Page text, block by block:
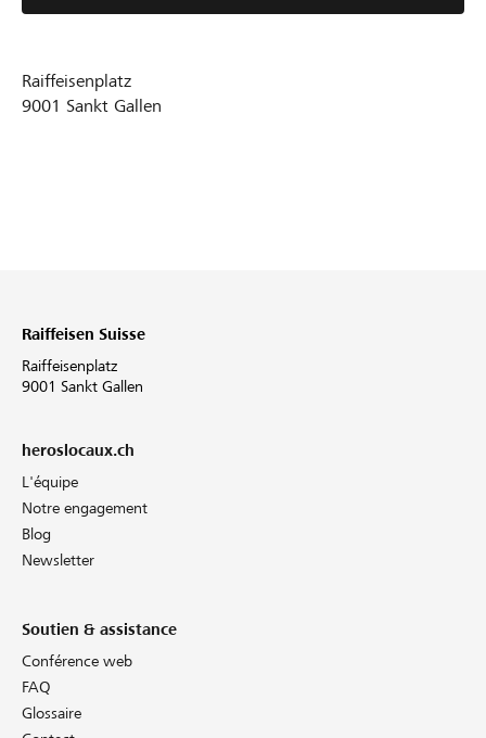
Raiffeisenplatz
9001 Sankt Gallen
Raiffeisen Suisse
Raiffeisenplatz
9001 Sankt Gallen
heroslocaux.ch
L'équipe
Notre engagement
Blog
Newsletter
Soutien & assistance
Conférence web
FAQ
Glossaire